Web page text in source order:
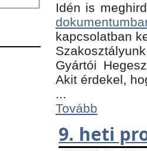
Idén is
kapcsolatban
Gyártói
Akit érdekel,
...
Tovább
9. heti